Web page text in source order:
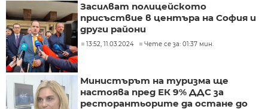
Засилват полицейското
присъствие в центъра на София и
други райони
13:52, 11.03.2024 Чете се за: 01:37 мин.
Министърът на туризма ще
настоява пред ЕК 9% ДДС за
ресторантьорите да остане до